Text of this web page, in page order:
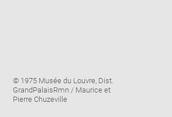
Image
caption:
© 1975 Musée du Louvre, Dist.
GrandPalaisRmn / Maurice et
Pierre Chuzeville